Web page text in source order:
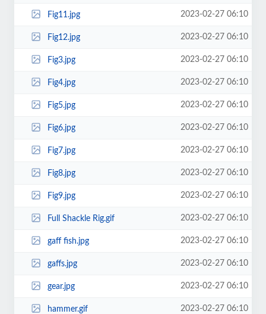
Fig11.jpg 2023-02-27 06:10
Fig12.jpg 2023-02-27 06:10
Fig3.jpg 2023-02-27 06:10
Fig4.jpg 2023-02-27 06:10
Fig5.jpg 2023-02-27 06:10
Fig6.jpg 2023-02-27 06:10
Fig7.jpg 2023-02-27 06:10
Fig8.jpg 2023-02-27 06:10
Fig9.jpg 2023-02-27 06:10
Full Shackle Rig.gif 2023-02-27 06:10
gaff fish.jpg 2023-02-27 06:10
gaffs.jpg 2023-02-27 06:10
gear.jpg 2023-02-27 06:10
hammer.gif 2023-02-27 06:10